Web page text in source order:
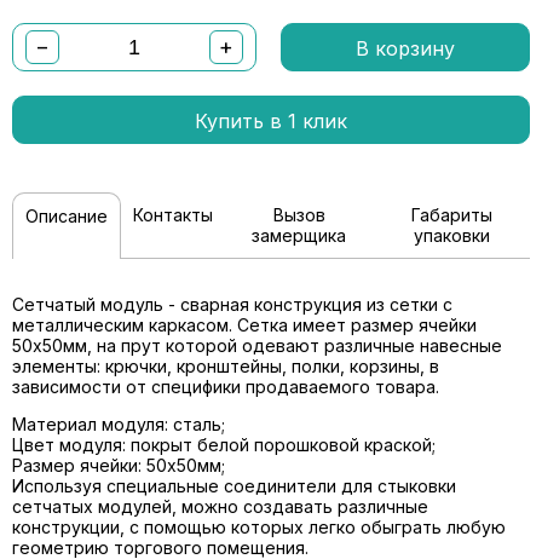
− + В корзину
Купить в 1 клик
Описание Контакты
Вызов
замерщика
Габариты
упаковки
Сетчатый модуль - сварная конструкция из сетки с
металлическим каркасом. Сетка имеет размер ячейки
50х50мм, на прут которой одевают различные навесные
элементы: крючки, кронштейны, полки, корзины, в
зависимости от специфики продаваемого товара.
Материал модуля: сталь;
Цвет модуля: покрыт белой порошковой краской;
Размер ячейки: 50х50мм;
Используя специальные соединители для стыковки
сетчатых модулей, можно создавать различные
конструкции, с помощью которых легко обыграть любую
геометрию торгового помещения.